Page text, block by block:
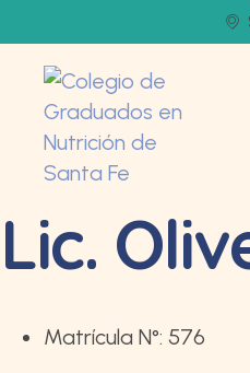
Lic.
Matrícula N°: 576